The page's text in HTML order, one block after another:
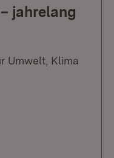
jahrelang
Umwelt, Klima